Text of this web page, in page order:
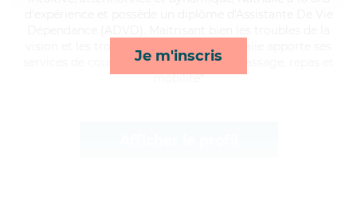
Je m'inscris
vision et les troubles de l'audition, Nathalie apporte ses
services de courses/livraison, lessive/repassage, repas et
mobilité*